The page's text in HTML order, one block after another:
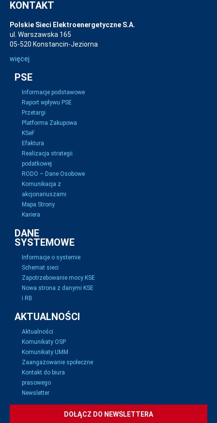
KONTAKT
Polskie Sieci Elektroenergetyczne S.A.
ul. Warszawska 165
05-520 Konstancin-Jeziorna
więcej
PSE
Informacje podstawowe
Raport wpływu PSE
Przetargi
Platforma Zakupowa
KSeF
Efaktura
Realizacja strategii
podatkowej
RODO – Dane Osobowe
Komunikacja z
akcjonariuszami
Mapa Strony
Kariera
DANE
SYSTEMOWE
Informacje o systemie
Schemat sieci
Zapotrzebowanie mocy KSE
Nowa strona z danymi KSE
i RB
AKTUALNOŚCI
Aktualności
Komunikaty OSP
Komunikaty UMM
Zaangażowanie społeczne
Kontakt do biura
prasowego
Newsletter
DOŁĄCZ DO NEWSLETTERA